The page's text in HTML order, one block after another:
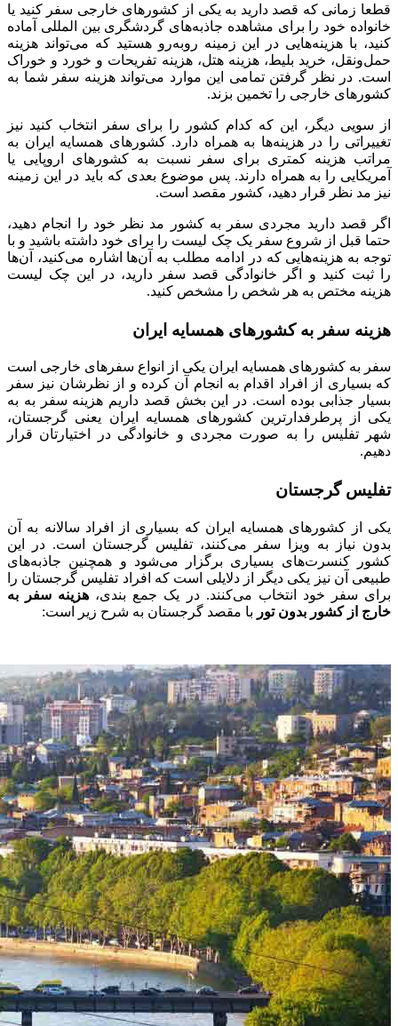
قطعا زمانی که قصد دارید به یکی از کشورهای خارجی سفر کنید یا
خانواده خود را برای مشاهده جاذبه‌های گردشگری بین‌ المللی آماده
‌کنید، با هزینه‌هایی در این زمینه روبه‌رو هستید که می‌تواند هزینه
حمل‌ونقل، خرید بلیط، هزینه هتل، هزینه تفریحات و خورد و خوراک
است. در نظر گرفتن تمامی این موارد می‌تواند هزینه سفر شما به
کشورهای خارجی را تخمین بزند.
از سویی دیگر، این که کدام کشور را برای سفر انتخاب کنید نیز
تغییراتی را در هزینه‌ها به همراه دارد. کشورهای همسایه ایران به
مراتب هزینه کمتری برای سفر نسبت به کشورهای اروپایی یا
آمریکایی را به همراه دارند. پس موضوع بعدی که باید در این زمینه
نیز مد نظر قرار دهید، کشور مقصد است.
اگر قصد دارید مجردی سفر به کشور مد نظر خود را انجام دهید،
حتما قبل از شروع سفر یک چک لیست را برای خود داشته باشید و با
توجه به هزینه‌هایی که در ادامه مطلب به آن‌ها اشاره می‌کنید، آن‌ها
را ثبت کنید و اگر خانوادگی قصد سفر دارید، در این چک لیست
هزینه مختص به هر شخص را مشخص کنید.
هزینه سفر به کشورهای همسایه ایران
سفر به کشورهای همسایه ایران یکی از انواع سفرهای خارجی است
که بسیاری از افراد اقدام به انجام آن کرده و از نظرشان نیز سفر
بسیار جذابی بوده است. در این بخش قصد داریم هزینه سفر به به
یکی از پرطرفدارترین کشورهای همسایه ایران یعنی گرجستان،
شهر تفلیس را به صورت مجردی و خانوادگی در اختیارتان قرار
دهیم.
تفلیس گرجستان
یکی از کشورهای همسایه ایران که بسیاری از افراد سالانه به آن
بدون نیاز به ویزا سفر می‌کنند، تفلیس گرجستان است. در این
کشور کنسرت‌های بسیاری برگزار می‌شود و همچنین جاذبه‌های
طبیعی آن نیز یکی دیگر از دلایلی است که افراد تفلیس گرجستان را
برای سفر خود انتخاب می‌کنند. در یک جمع بندی، هزینه سفر به
خارج از کشور بدون تور با مقصد گرجستان به شرح زیر است: